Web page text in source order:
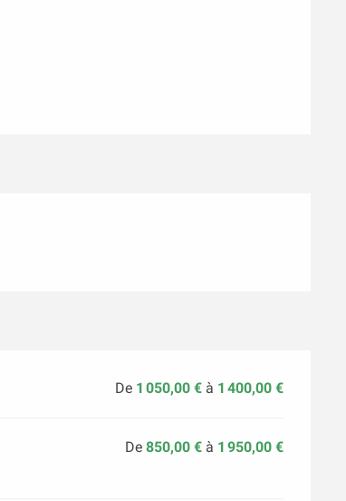
De 1 050,00 € à 1 400,00 €
De850,00 € à 1 950,00 €